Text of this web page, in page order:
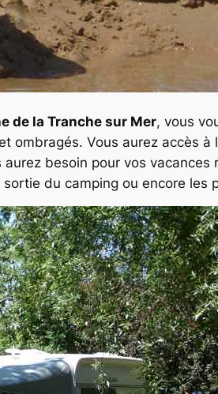
de la Tranche sur Mer, vous
Vous aurez accès à
besoin pour vos vacances
du camping ou encore les